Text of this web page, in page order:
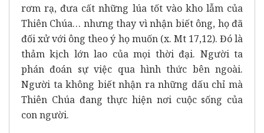
rơm rạ, đưa cất những lúa tốt vào kho lẫm của
Thiên Chúa… nhưng thay vì nhận biết ông, họ đã
đối xử với ông theo ý họ muốn (x. Mt 17,12). Đó là
thảm kịch lớn lao của mọi thời đại. Người ta
phán đoán sự việc qua hình thức bên ngoài.
Người ta không biết nhận ra những dấu chỉ mà
Thiên Chúa đang thực hiện nơi cuộc sống của
con người.